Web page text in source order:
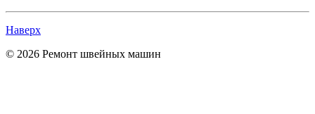
Наверх
© 2026 Ремонт швейных машин